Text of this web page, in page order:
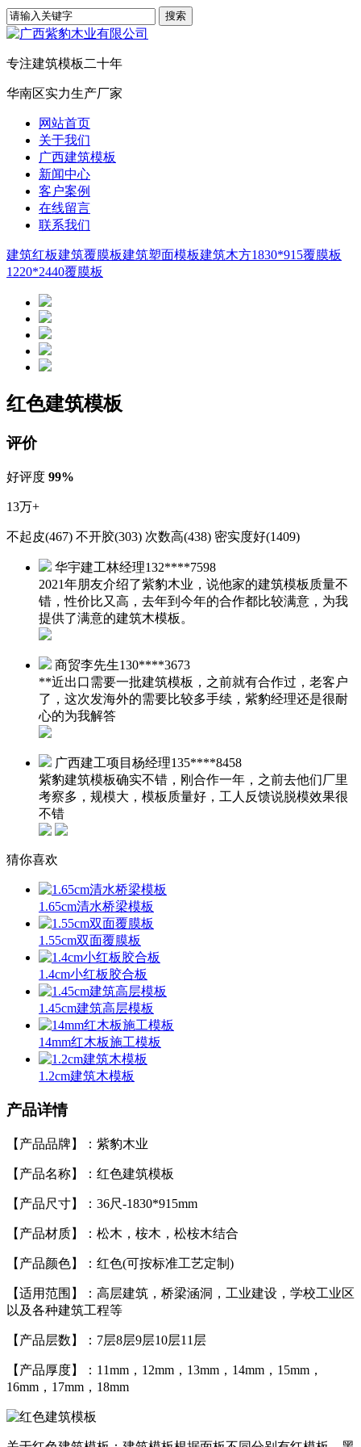
专注建筑模板二十年
华南区实力生产厂家
网站首页
关于我们
广西建筑模板
新闻中心
客户案例
在线留言
联系我们
建筑红板建筑覆膜板建筑塑面模板建筑木方1830*915覆膜板
1220*2440覆膜板
红色建筑模板
评价
好评度 99%
13万+
不起皮(467) 不开胶(303) 次数高(438) 密实度好(1409)
华宇建工林经理132****7598
2021年朋友介绍了紫豹木业，说他家的建筑模板质量不
错，性价比又高，去年到今年的合作都比较满意，为我
提供了满意的建筑木模板。
商贸李先生130****3673
**近出口需要一批建筑模板，之前就有合作过，老客户
了，这次发海外的需要比较多手续，紫豹经理还是很耐
心的为我解答
广西建工项目杨经理135****8458
紫豹建筑模板确实不错，刚合作一年，之前去他们厂里
考察多，规模大，模板质量好，工人反馈说脱模效果很
不错
猜你喜欢
1.65cm清水桥梁模板
1.55cm双面覆膜板
1.4cm小红板胶合板
1.45cm建筑高层模板
14mm红木板施工模板
1.2cm建筑木模板
产品详情
【产品品牌】：紫豹木业
【产品名称】：红色建筑模板
【产品尺寸】：36尺-1830*915mm
【产品材质】：松木，桉木，松桉木结合
【产品颜色】：红色(可按标准工艺定制)
【适用范围】：高层建筑，桥梁涵洞，工业建设，学校工业区
以及各种建筑工程等
【产品层数】：7层8层9层10层11层
【产品厚度】：11mm，12mm，13mm，14mm，15mm，
16mm，17mm，18mm